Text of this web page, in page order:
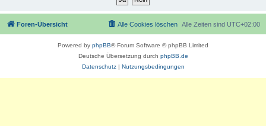
Foren-Übersicht Alle Zeiten sind UTC+02:00
Alle Cookies löschen
Powered by phpBB® Forum Software © phpBB Limited
Deutsche Übersetzung durch phpBB.de
Datenschutz| Nutzungsbedingungen